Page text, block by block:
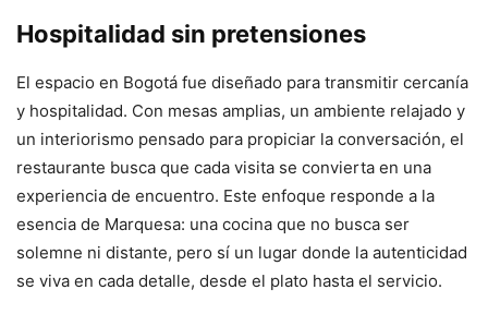
Hospitalidad sin pretensiones
El espacio en Bogotá fue diseñado para transmitir cercanía
y hospitalidad. Con mesas amplias, un ambiente relajado y
un interiorismo pensado para propiciar la conversación, el
restaurante busca que cada visita se convierta en una
experiencia de encuentro. Este enfoque responde a la
esencia de Marquesa: una cocina que no busca ser
solemne ni distante, pero sí un lugar donde la autenticidad
se viva en cada detalle, desde el plato hasta el servicio.